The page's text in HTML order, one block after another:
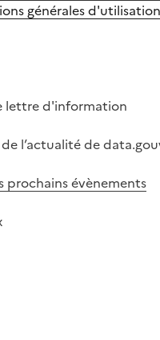
générales
lettre d'information
l’actualité de
prochains évènements